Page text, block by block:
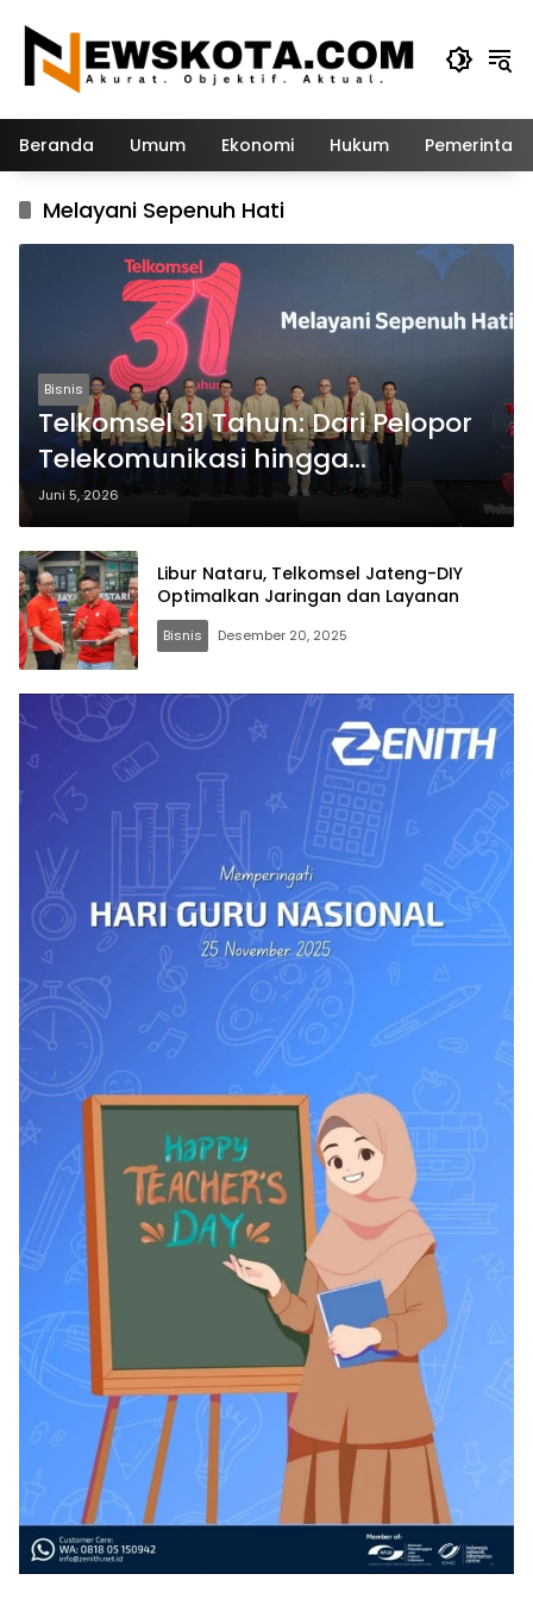
konten
Beranda Umum Ekonomi Hukum
Melayani Sepenuh Hati
Bisnis
Telkomsel 31 Tahun: Dari Pelopor
Telekomunikasi hingga
Penggerak Ekosistem Digital
Indonesia
Juni 5, 2026
Libur Nataru, Telkomsel Jateng-DIY
Optimalkan Jaringan dan Layanan
Bisnis Desember 20, 2025